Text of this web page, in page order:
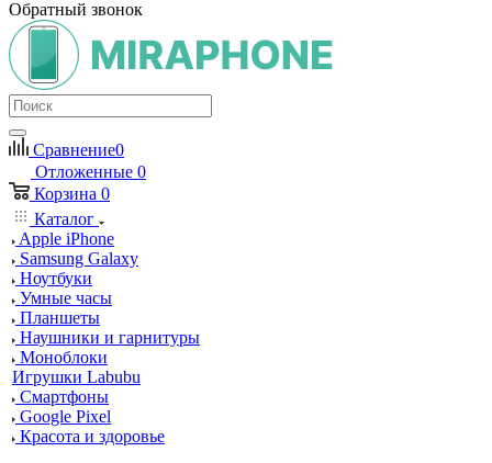
Обратный звонок
Сравнение0
Отложенные 0
Корзина 0
Каталог
Apple iPhone
Samsung Galaxy
Ноутбуки
Умные часы
Планшеты
Наушники и гарнитуры
Моноблоки
Игрушки Labubu
Смартфоны
Google Pixel
Красота и здоровье